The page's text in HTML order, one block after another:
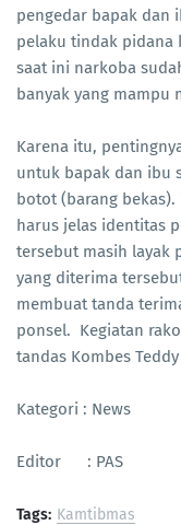
pengedar bapak dan
pelaku tindak pidana
saat ini narkoba
banyak yang mampu
Karena itu,
untuk bapak dan ibu
botot (barang
harus jelas identitas
tersebut masih layak
yang diterima
membuat tanda
ponsel. Kegiatan
tandas Kombes
Kategori : News
Editor : PAS
Tags: Kamtibmas